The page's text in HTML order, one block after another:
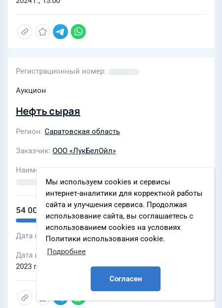
Мы используем cookies и сервисы
интернет-аналитики для корректной работы
сайта и улучшения сервиса. Продолжая
использование сайта, вы соглашаетесь с
использованием cookies на условиях
Политики использования cookie.
Подробнее
Согласен
Регистрационный номер
Аукцион
Нефть сырая
Регион Саратовская область
Заказчик ООО «ЛукБелОйл»
Наименование ЭТП
54 000 ₽
Дата объявления 26 декабря 2023 г., 08:04
Дата и время окончания подачи заявок
2023 г., 12:30